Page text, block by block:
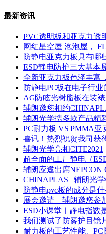
最新资讯
PVC透明板和亚克力透
网红星空屋 泡泡屋，
防静电亚克力板具有哪
ESD静电防护三大基本
全新亚克力板色泽丰富
防静电PC板在电子行业
AG防眩光树脂板在装
辅朗邀您相约
辅朗光学携多款产品精
PC耐力板 VS PMMA亚
喜讯！热烈祝贺我司获
辅朗光学亮相CITE2021
超全面的工厂静电（
辅朗应邀出席NEPCON
CHINAPLAS l 辅朗光
防静电pvc板的成分是什
展会邀请︱辅朗邀您参
ESD小课堂︱静电指数
我们测试了防雾护目镜
耐力板的工艺性能、PC